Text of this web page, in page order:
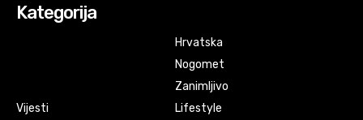
Kategorija
Vijesti
Hrvatska
Nogomet
Zanimljivo
Lifestyle